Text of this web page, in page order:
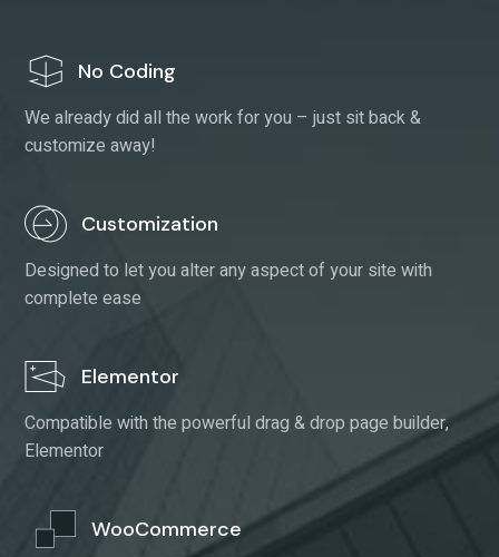
We already did all the work for you – just sit back &
customize away!
Customization
Designed to let you alter any aspect of your site with
complete ease
Compatible with the powerful drag & drop page builder,
Elementor
Launch your new online store with ease thanks to full
Woo support